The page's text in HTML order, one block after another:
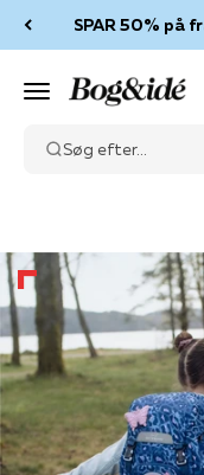
SPAR 50% på
Menu Bog & idé
Søg efter...